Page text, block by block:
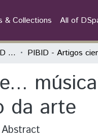
& Collections All of
Seminário Estadual PIBID do Paraná: tecendo saberes (PIBID) PIBID - Artigos
da arte
Abstract